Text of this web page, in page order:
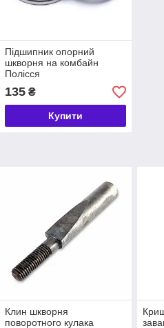
Підшипник опорний
шкворня на комбайн
Полісся
135₴
Купити
Клин шкворня
поворотного кулака